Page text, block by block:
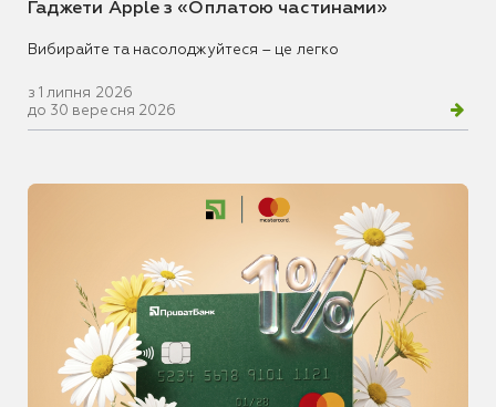
Гаджети Apple з «Оплатою частинами»
Вибирайте та насолоджуйтеся – це легко
з 1 липня 2026
до 30 вересня 2026